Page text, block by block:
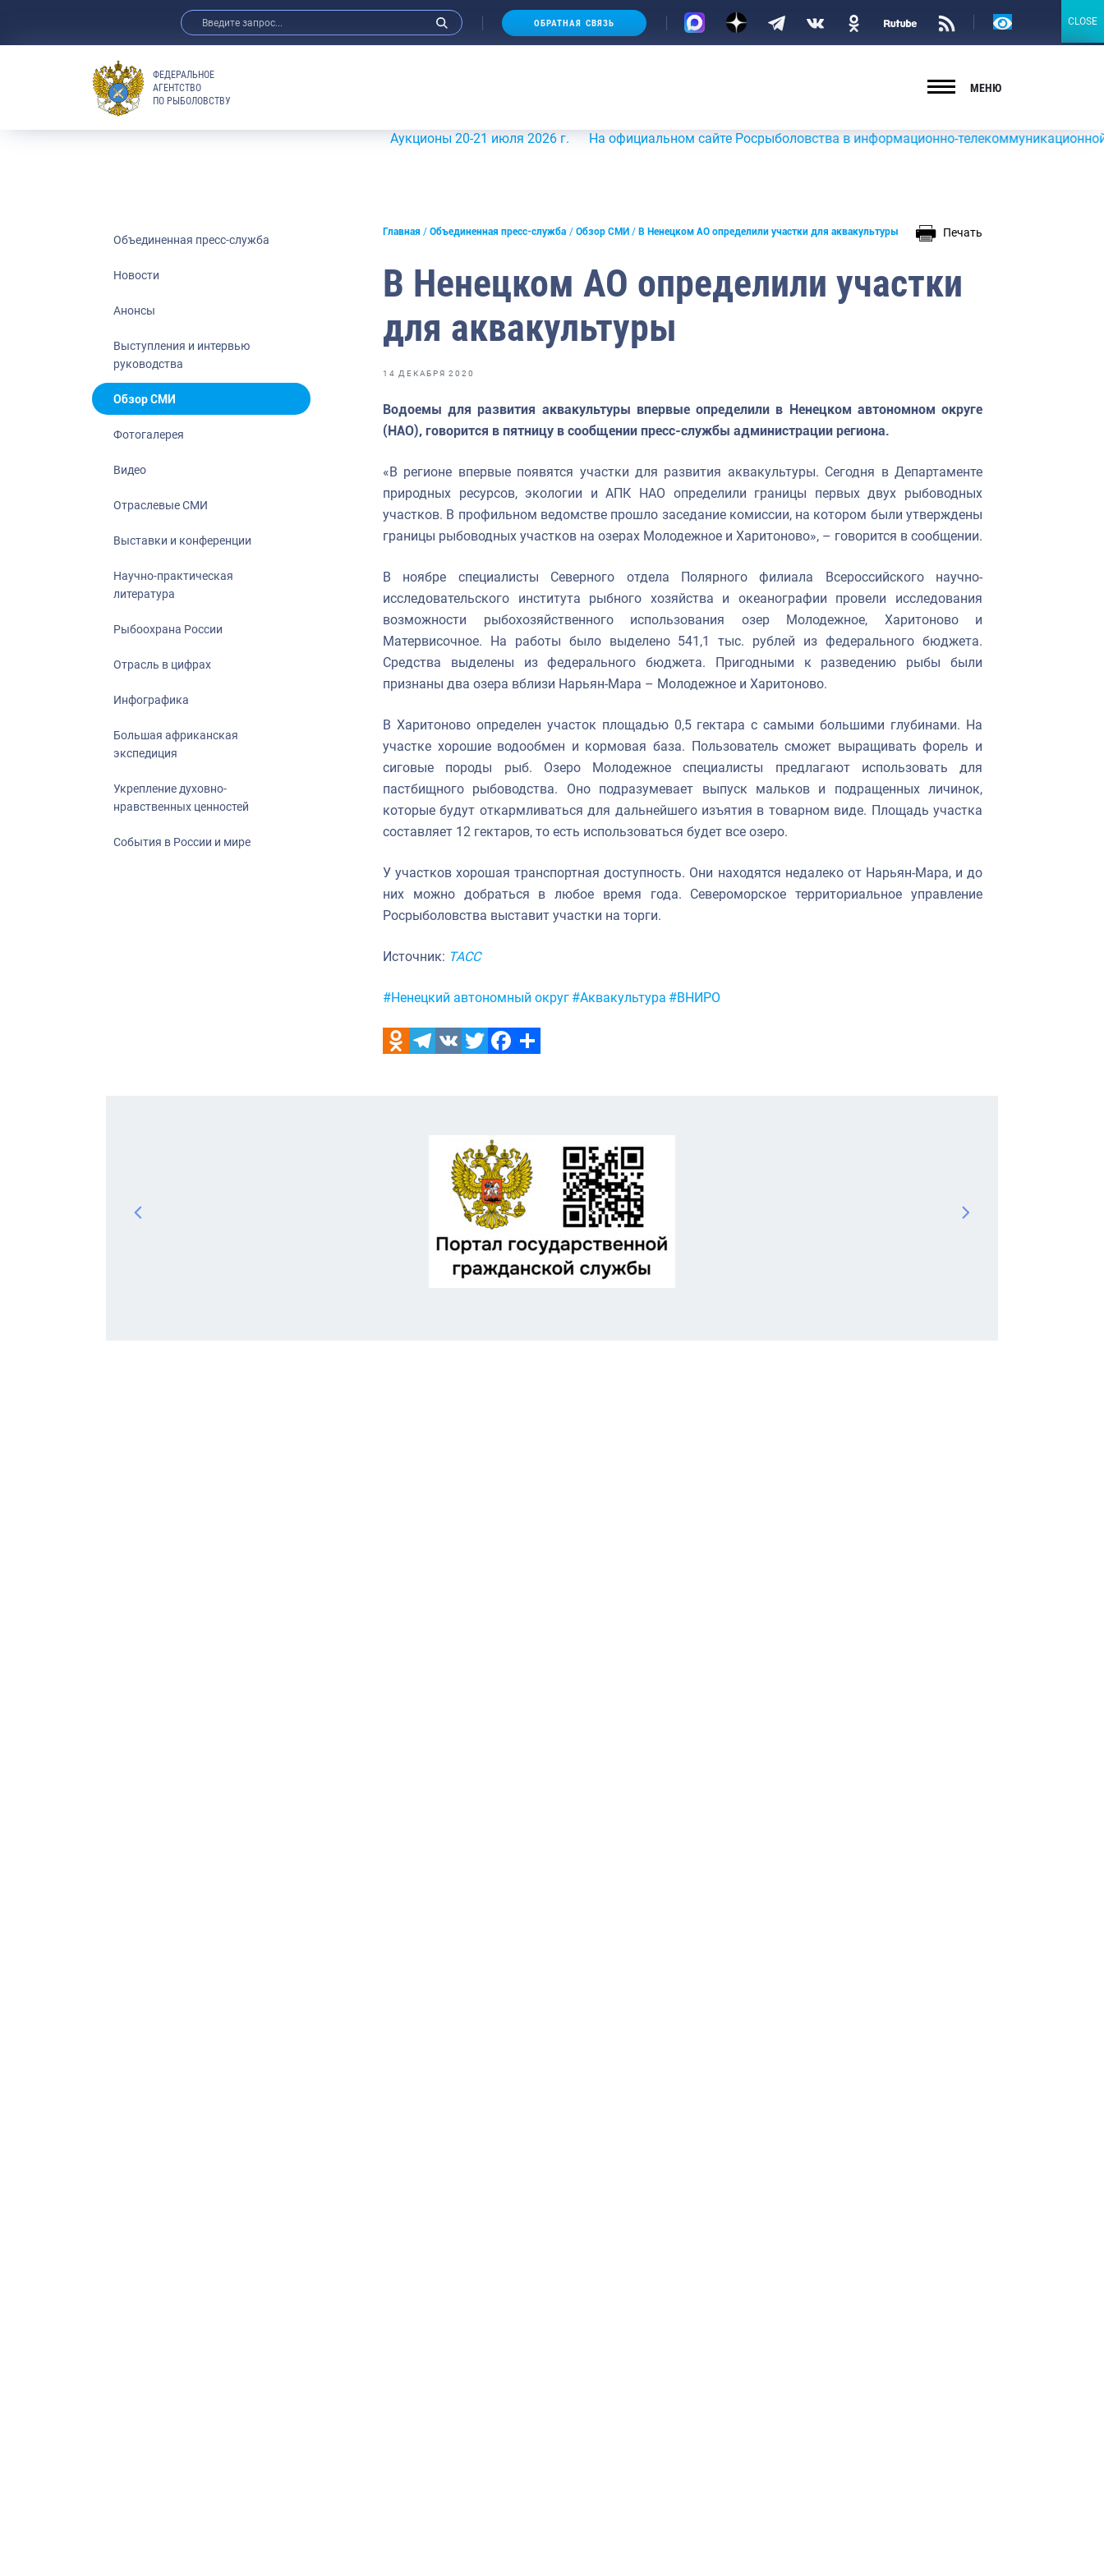
Анонсы
Выставки и конференции
Рыбоохрана России
Отрасль в цифрах
Инфографика
Большая африканская экспедиция
События в России и мире
ОБРАТНАЯ СВЯЗЬ
Версия
ФЕДЕРАЛЬНОЕ
АГЕНТСТВО
ПО РЫБОЛОВСТВУ
МЕНЮ
Аукционы 20-21 июля 2026 г. На официальном сайте Росрыболовства в информационно-телекоммуникационной сети
Объединенная пресс-служба
Новости
Анонсы
Выступления и интервью
руководства
Обзор СМИ
Фотогалерея
Видео
Отраслевые СМИ
Выставки и конференции
Научно-практическая
литература
Рыбоохрана России
Отрасль в цифрах
Инфографика
Большая африканская
экспедиция
Укрепление духовно-
нравственных ценностей
События в России и мире
Главная Объединенная пресс-служба Обзор СМИ В Ненецком АО определили участки для аквакультуры Печать
В Ненецком АО определили участки
для аквакультуры
14 ДЕКАБРЯ 2020
Водоемы для развития аквакультуры впервые определили в Ненецком автономном округе
(НАО), говорится в пятницу в сообщении пресс-службы администрации региона.
«В регионе впервые появятся участки для развития аквакультуры. Сегодня в Департаменте
природных ресурсов, экологии и АПК НАО определили границы первых двух рыбоводных
участков. В профильном ведомстве прошло заседание комиссии, на котором были утверждены
границы рыбоводных участков на озерах Молодежное и Харитоново», – говорится в сообщении.
В ноябре специалисты Северного отдела Полярного филиала Всероссийского научно-
исследовательского института рыбного хозяйства и океанографии провели исследования
возможности рыбохозяйственного использования озер Молодежное, Харитоново и
Матервисочное. На работы было выделено 541,1 тыс. рублей из федерального бюджета.
Средства выделены из федерального бюджета. Пригодными к разведению рыбы были
признаны два озера вблизи Нарьян-Мара – Молодежное и Харитоново.
В Харитоново определен участок площадью 0,5 гектара с самыми большими глубинами. На
участке хорошие водообмен и кормовая база. Пользователь сможет выращивать форель и
сиговые породы рыб. Озеро Молодежное специалисты предлагают использовать для
пастбищного рыбоводства. Оно подразумевает выпуск мальков и подращенных личинок,
которые будут откармливаться для дальнейшего изъятия в товарном виде. Площадь участка
составляет 12 гектаров, то есть использоваться будет все озеро.
У участков хорошая транспортная доступность. Они находятся недалеко от Нарьян-Мара, и до
них можно добраться в любое время года. Североморское территориальное управление
Росрыболовства выставит участки на торги.
Источник: ТАСС
Метки:
#Ненецкий автономный округ #Аквакультура #ВНИРО
CLOSE
CLOSE